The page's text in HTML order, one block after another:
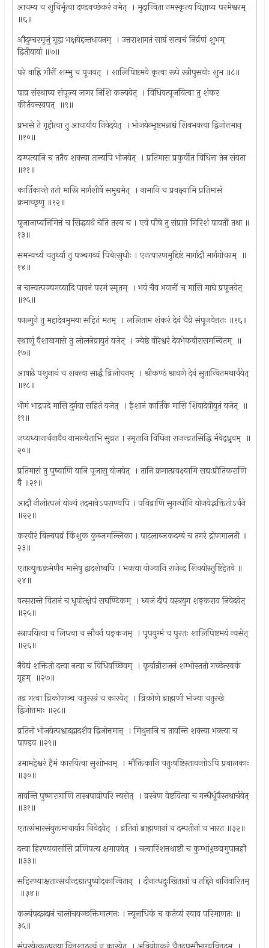
आचम्य च शुचिर्भूत्वा दण्डवच्छंकरं नमेत् ‍ । मुदान्विता नमस्कृत्य विज्ञाप्य परमेश्वरम् ‍
॥६॥
औदुम्चरमृजुं गृह्य भक्षयेद्दन्तधावनम् ‍ । उत्तराशागतं साग्रं सत्वचं निर्व्रणं शुभम् ‍
द्वितीयायां ॥७॥
परे वाह्रि गौरीं शम्भु च पूजयत् ‍ । शालिपिष्टमये कृत्वा रूपे स्त्रीपुसयोः शुभ ॥८॥
पाव्र संस्थाप्य संपूज्य जागर निशि कल्पयेत् ‍ । विधिवत्पूजयित्वा तु शंकर
कीर्तयन्स्वपत् ‍ ॥९॥
प्रभासे ते गृहीत्वा तु आचार्याय निवेदयेत् ‍ । भोजयेन्भृष्टभन्नाद्यं शिवभक्त्या द्विजोत्तमान् ‍
॥१०॥
दाम्पत्यानि च ततैव शक्त्या तान्यपि भोजयेत् ‍ । प्रतिमास प्रकुर्वीत विधिना तेन संयता
॥११॥
कार्तिकान्ते ततो मास्रि मार्गशीर्षे समुद्यमेत् ‍ । नामानि च प्रवक्ष्यामि प्रतिमासं
क्रमाच्छृणु ॥१२॥
पूजाजाप्यनिमित्तं च सिद्धयर्थं चेति तस्य च । एवं पौषे तु संप्राप्ते गिरिशं पावतीं तथा ॥
१३॥
समभ्यर्च्य चतुर्थ्यां तु पञ्चगव्यं पिबेत्सुधीः । एनत्पारणमुद्दिष्टं मार्गादौ मार्गगोचरम् ‍ ॥
१४॥
न चान्यत्पञ्चगव्यादि पावनं परमं स्मृतम् ‍ । भवं चैव भवानीं च मासि माघे प्रपूजयेत् ‍
॥१५॥
फाल्गुने तु महादेवमुमया सहितं मतम् ‍ । ललिताम शंकरं देवं चैव्रे संपूजयेत्ततः ॥१६॥
स्थाणूं वैशाखमासे तु लोलनेव्रायुतं यजेत् ‍ । ज्येष्ठे वीरेश्वरं देवभेकवीरासमन्वितम् ‍ ॥
१७॥
आषाढे पशुनाथं च शक्त्या सार्द्धं व्रिलोचनम् ‍ । श्रीकण्ठं श्रावणे देवं सुतान्वितमथार्चयेत् ‍
॥१८॥
भीमं भाद्रपदे मासि दुर्गया सहितं यजेत् ‍ । ईशानं कार्तिके मासि शिवादेवीयुतं यजेत् ‍ ॥
१९॥
जप्यध्यानार्चनायैव नामान्येताभि सुव्रत । स्मृतानि विधिना राजन्व्रतसिद्धि र्भवेद्‍ध्रुवम् ‍ ॥
२०॥
प्रतिमासं तु पुष्याणि यानि पूजासु योजयेत् ‍ । तानि क्रमात्प्रवक्ष्यामि सद्यःप्रीतिकराणि
वै ॥२१॥
आदौ नीलोत्पलं योज्यं तदभावेऽपराण्यपि । पविव्राणि सुगन्धीनि योजयेद्भक्तितोऽर्चने
॥२२॥
करवीरं बिल्वपव्रं किंशुक कुब्जमल्लिका । पाट्लाब्जकदम्बं च तगरं द्रोणमालती ॥
२३॥
एतान्युक्तक्रमेणैव मासेषु द्वादशेष्वपि । भक्त्या योज्यानि राजेन्द्र शिवयोस्तुष्टिहेतवे ॥
२४॥
वत्सरान्ते वितानं च धूपोत्क्षेपं सघण्टिकम् ‍ । ध्वजं दीपं वस्त्रयुग शङ्कराय निवेदयेत् ‍
॥२५॥
स्त्रापयित्वा च लिप्त्वा च सौवर्नं पङ्कजम् ‍ । पूपयुग्मं च पुरतः शालिपिष्टमयं न्यसेत् ‍
॥२६॥
नैवेद्यं शक्तितो दत्त्वा नत्वा च विधिवच्छिवम् ‍ । कृर्यान्नीराजनं शम्भोस्ततो गच्छेत्स्वकं
गृहम् ‍ ॥२७॥
तव्र गत्वा व्रिकोणञ्च चतुरस्त्रं च कारयेत् ‍ । व्रिकोणे ब्राह्मणी भोज्या चतुरखे
द्विजोत्तमाः ॥२८॥
व्रतिनो भोजयेत्पश्वाद‍द्वादशैव द्विजोत्तमान् ‍ । मिथुनानि च तावन्ति शक्त्या भक्त्या च
पाण्डव ॥२९॥
उमामहेश्वरं हैमं कारयित्वा सुशोभनम् ‍ । मौक्तिकानि चतुःषष्टिस्तावन्तोऽपि प्रवालकाः
॥३०॥
तावन्ति पुष्णरागाणि तास्त्रपाव्रोपरि न्यसेत् ‍ । व्रस्त्रेण वेष्टयित्वा च गन्धैर्धूपैस्तथार्चयेत् ‍
॥३१॥
एतत्संभारसंयुक्तमाचार्याय निवेदयेत् ‍ । व्रतिनां ब्राह्मणानां च दम्पतीनां च भारत ॥३२॥
दत्त्वा हिरण्यवासांसि प्रणिपत्य क्षमापयेत् ‍ । चत्वारिंशत्तथाष्टौ च कुम्भांश्र्छव्रमुपानहौ
॥३३॥
सहिरण्याक्षतान्सर्वान्दद्यात्पुष्पोदकान्वितान् ‍ । दीनान्धदुःखितानां च तद्दिने वानिवारितम्
‍ ॥३४॥
कल्पंपदन्नदानं चालोचयञ्छक्तिमात्मनः । न्यूनाधिकं च कर्तव्यं स्वाव परिमाणतः ॥
३५॥